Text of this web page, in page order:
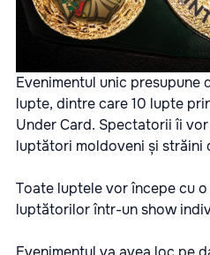
Evenimentul unic presupune
lupte, dintre care 10 lupte
Under Card. Spectatorii îi
luptători moldoveni și străini
Toate luptele vor începe cu
luptătorilor într-un show